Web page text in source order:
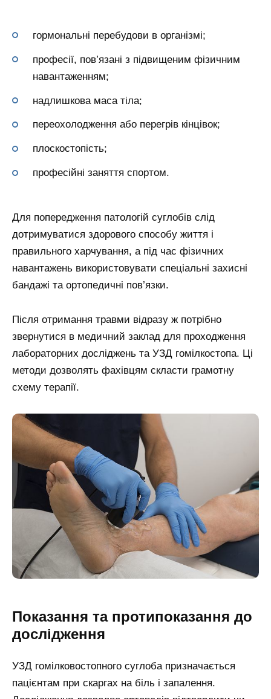
гормональні перебудови в організмі;
професії, пов’язані з підвищеним фізичним
навантаженням;
надлишкова маса тіла;
переохолодження або перегрів кінцівок;
плоскостопість;
професійні заняття спортом.
Для попередження патологій суглобів слід
дотримуватися здорового способу життя і
правильного харчування, а під час фізичних
навантажень використовувати спеціальні захисні
бандажі та ортопедичні пов’язки.
Після отримання травми відразу ж потрібно
звернутися в медичний заклад для проходження
лабораторних досліджень та УЗД гомілкостопа. Ці
методи дозволять фахівцям скласти грамотну
схему терапії.
Показання та протипоказання до
дослідження
УЗД гомілковостопного суглоба призначається
пацієнтам при скаргах на біль і запалення.